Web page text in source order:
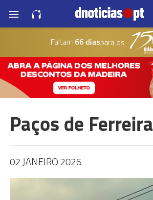
Faltam 66 diaspara os
Paços de Ferreira
02 JANEIRO 2026